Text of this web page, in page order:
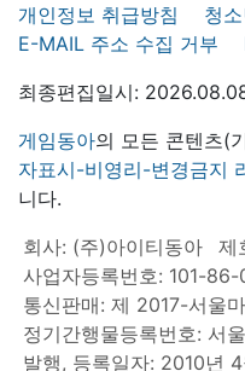
개인정보 취급방침
청
E-MAIL 주소 수집 거부
최종편집일시:
게임동아의 모든 콘텐츠(
자표시-비영리-변경금지
니다.
회사: (주)아이티동아
제
사업자등록번호: 101-86-
통신판매: 제 2017-서울
정기간행물등록번호: 서
발행, 등록일자: 2010년